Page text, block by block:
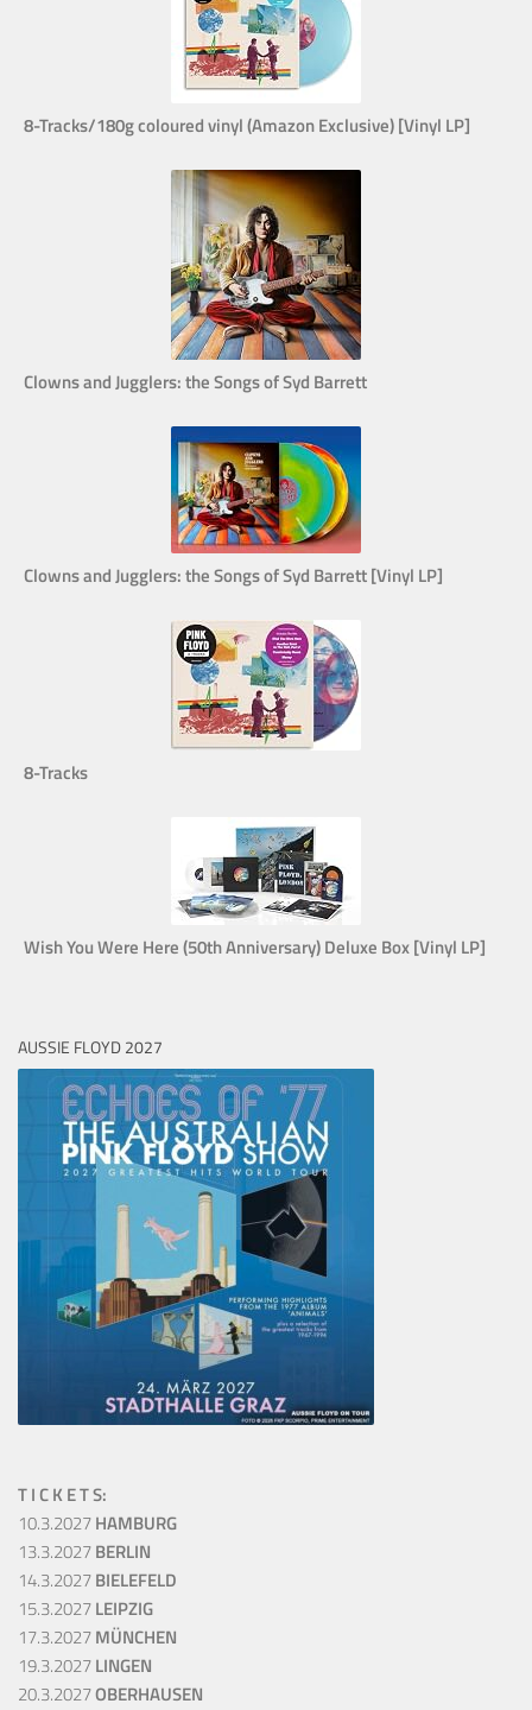
8-Tracks/180g coloured vinyl (Amazon Exclusive) [Vinyl LP]
Clowns and Jugglers: the Songs of Syd Barrett
Clowns and Jugglers: the Songs of Syd Barrett [Vinyl LP]
8-Tracks
Wish You Were Here (50th Anniversary) Deluxe Box [Vinyl LP]
AUSSIE FLOYD 2027
T I C K E T S:
10.3.2027HAMBURG
13.3.2027BERLIN
14.3.2027BIELEFELD
15.3.2027LEIPZIG
17.3.2027MÜNCHEN
19.3.2027LINGEN
20.3.2027OBERHAUSEN